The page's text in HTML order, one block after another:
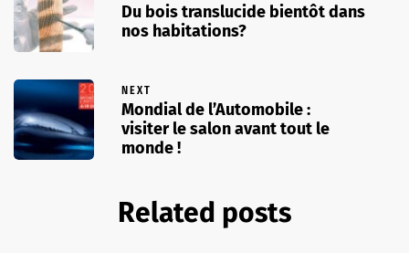
Du bois translucide bientôt dans
nos habitations?
NEXT
Mondial de l’Automobile :
visiter le salon avant tout le
monde !
Related posts